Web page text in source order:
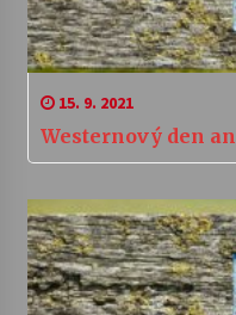
15. 9. 2021
Westernový den